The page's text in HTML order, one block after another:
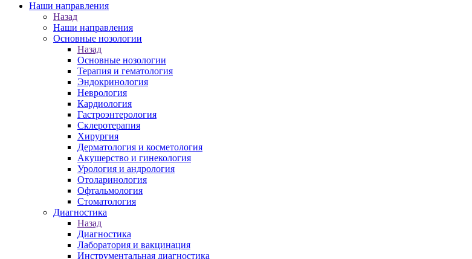
Наши направления
Назад
Наши направления
Основные нозологии
Назад
Основные нозологии
Терапия и гематология
Эндокринология
Неврология
Кардиология
Гастроэнтерология
Склеротерапия
Хирургия
Дерматология и косметология
Акушерство и гинекология
Урология и андрология
Отоларинология
Офтальмология
Стоматология
Диагностика
Назад
Диагностика
Лаборатория и вакцинация
Инструментальная диагностика